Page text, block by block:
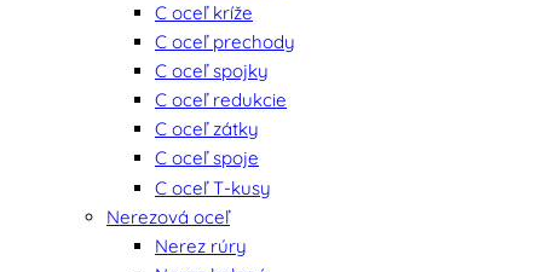
C oceľ kríže
C oceľ prechody
C oceľ spojky
C oceľ redukcie
C oceľ zátky
C oceľ spoje
C oceľ T-kusy
Nerezová oceľ
Nerez rúry